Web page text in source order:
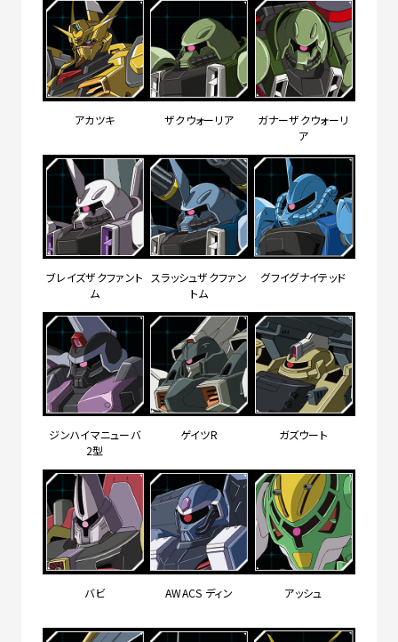
アカツキ ザクウォーリア
ガナーザクウォーリ
ア
ブレイズザクファント
ム
スラッシュザクファン
トム
グフイグナイテッド
ジンハイマニューバ
2型
ゲイツR ガズウート
バビ AWACS ディン アッシュ